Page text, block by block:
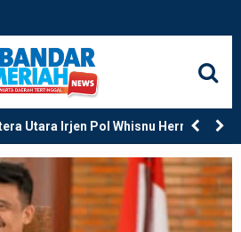
Utara Irjen Pol Whisnu Hermawan
Secara Langsung Mako Polres
Ponggol Kecamatan Padang Bolak